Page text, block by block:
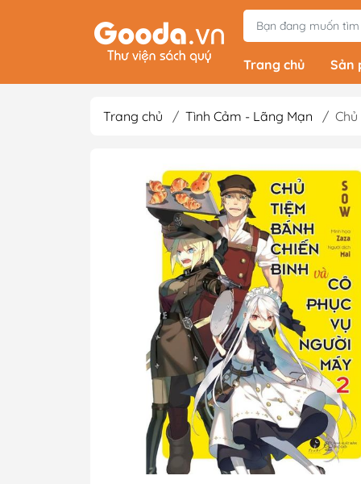
Trang chủ
Sản
Light Novels - Tản
Giả Tưởng - Kinh
Thám
Văn Học Kinh Điển
Xem thêm
Sách Ehon &
Thiếu Nhi
Tô Màu - Luyện
Kiến Thức Bách
Trẻ
Đạo Đức - Kỹ
Xem thêm
Trang chủ / Tình Cảm - Lãng Mạn /